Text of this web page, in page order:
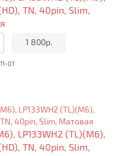
TN, 40pin, Slim,
1 800р.
01
LP133WH2 (TL)(M6),
TN, 40pin, Slim,